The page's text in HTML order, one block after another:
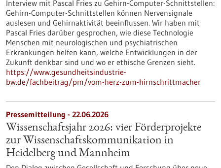
Interview mit Pascal Fries zu Gehirn-Computer-Schnittstellen:
Gehirn-Computer-Schnittstellen können Nervensignale
auslesen und Gehirnaktivität beeinflussen. Wir haben mit
Pascal Fries darüber gesprochen, wie diese Technologie
Menschen mit neurologischen und psychiatrischen
Erkrankungen helfen kann, welche Entwicklungen in der
Zukunft denkbar sind und wo er ethische Grenzen sieht.
https://www.gesundheitsindustrie-
bw.de/fachbeitrag/pm/vom-herz-zum-hirnschrittmacher
Pressemitteilung - 22.06.2026
Wissenschaftsjahr 2026: vier Förderprojekte
zur Wissenschaftskommunikation in
Heidelberg und Mannheim